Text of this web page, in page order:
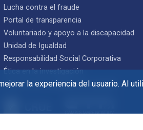
la experiencia del usuario. Al
Lucha contra el fraude
Portal de transparencia
Voluntariado y apoyo a la discapacidad
Unidad de Igualdad
Responsabilidad Social Corporativa
Ética en la investigación
Informes de rendición de cuentas